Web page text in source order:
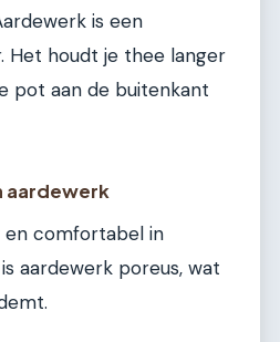
is een
Het houdt je thee langer
pot aan de buitenkant
aardewerk
en comfortabel in
aardewerk poreus, wat